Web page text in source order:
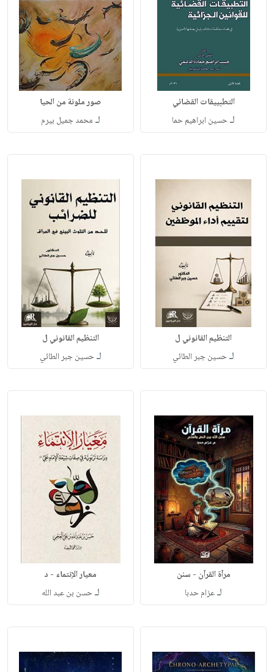
التطبييقات القضائي
لـحسين ابراهيم حما
صور ملونة من الحيا
لـ محمد جميل بيرم
التنظيم القانوني ل
لـحسين جبر الطائي
التنظيم القانوني ل
لـحسين جبر الطائي
مرآة القرآن - سنن
لـعزام حدبا
معيار الإنتماء - د
لـحسن بن عبد الله